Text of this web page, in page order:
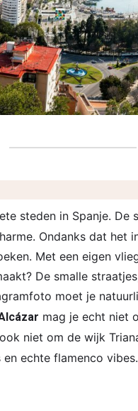
steden in Spanje. De
Ondanks dat het
Met een eigen
De smalle
moet je
mag je echt niet
niet om de wijk
echte flamenco vibes.